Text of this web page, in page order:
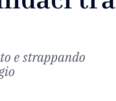
e strappando